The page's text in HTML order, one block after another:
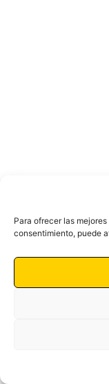
Para ofrecer las
consentimiento, puede